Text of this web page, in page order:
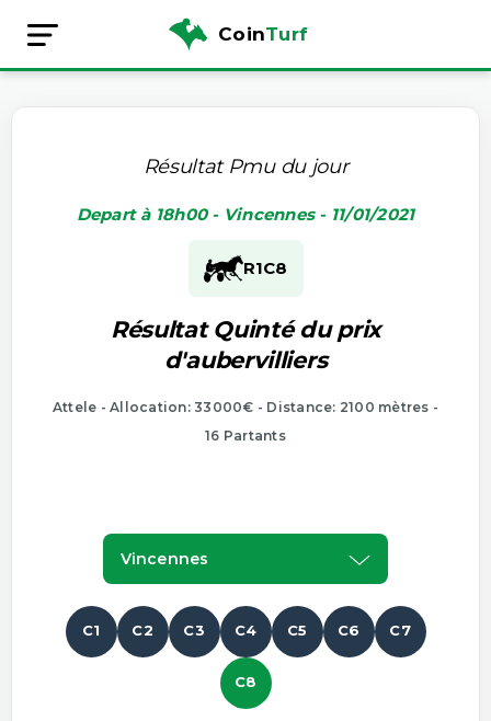
CoinTurf
Résultat Pmu du jour
Depart à 18h00 - Vincennes - 11/01/2021
R1C8
Résultat Quinté du prix
d'aubervilliers
Attele - Allocation: 33000€ - Distance: 2100 mètres -
16 Partants
Vincennes
C1 C2 C3 C4 C5 C6 C7
C8